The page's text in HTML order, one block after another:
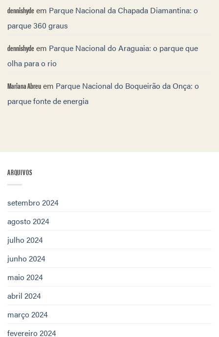
dennishydeem Parque Nacional da Chapada Diamantina: o
parque 360 graus
dennishydeem Parque Nacional do Araguaia: o parque que
olha para o rio
Mariana Abreuem Parque Nacional do Boqueirão da Onça: o
parque fonte de energia
ARQUIVOS
setembro 2024
agosto 2024
julho 2024
junho 2024
maio 2024
abril 2024
março 2024
fevereiro 2024